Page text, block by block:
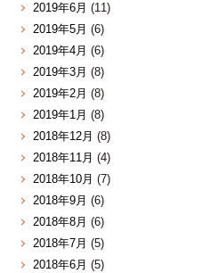
2019年6月 (11)
2019年5月 (6)
2019年4月 (6)
2019年3月 (8)
2019年2月 (8)
2019年1月 (8)
2018年12月 (8)
2018年11月 (4)
2018年10月 (7)
2018年9月 (6)
2018年8月 (6)
2018年7月 (5)
2018年6月 (5)